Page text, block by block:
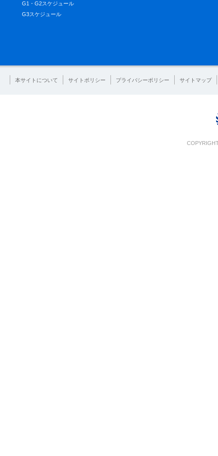
G1・G2スケジュール
G3スケジュール
本サイトについて サイトポリシー プライバシーポリシー サイトマップ